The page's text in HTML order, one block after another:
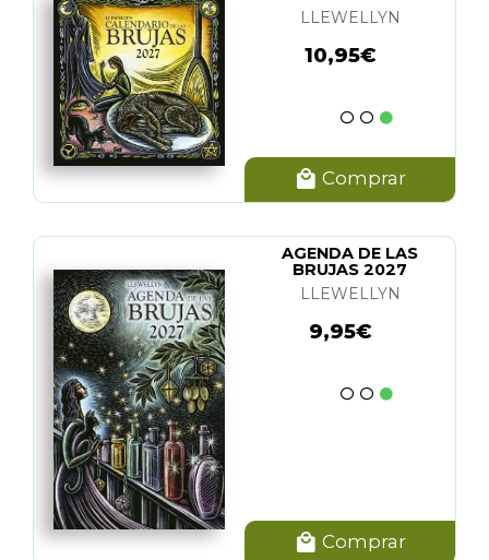
LLEWELLYN
10,95€
Comprar
AGENDA DE LAS
BRUJAS 2027
LLEWELLYN
9,95€
Comprar